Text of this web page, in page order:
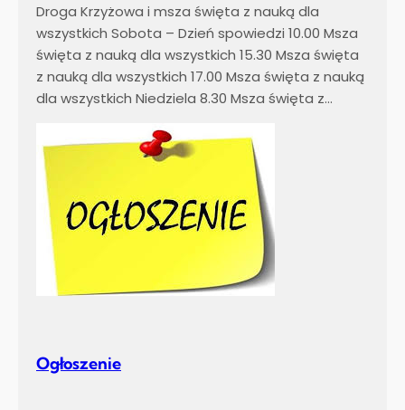
Droga Krzyżowa i msza święta z nauką dla
wszystkich Sobota – Dzień spowiedzi 10.00 Msza
święta z nauką dla wszystkich 15.30 Msza święta
z nauką dla wszystkich 17.00 Msza święta z nauką
dla wszystkich Niedziela 8.30 Msza święta z…
Ogłoszenie